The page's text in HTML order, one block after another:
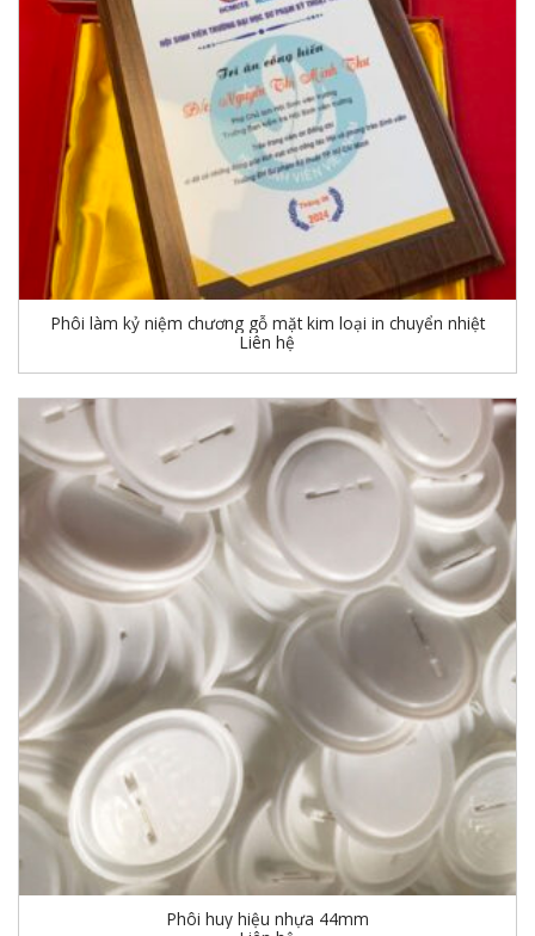
Phôi làm kỷ niệm chương gỗ mặt kim loại in chuyển nhiệt
Liên hệ
Phôi huy hiệu nhựa 44mm